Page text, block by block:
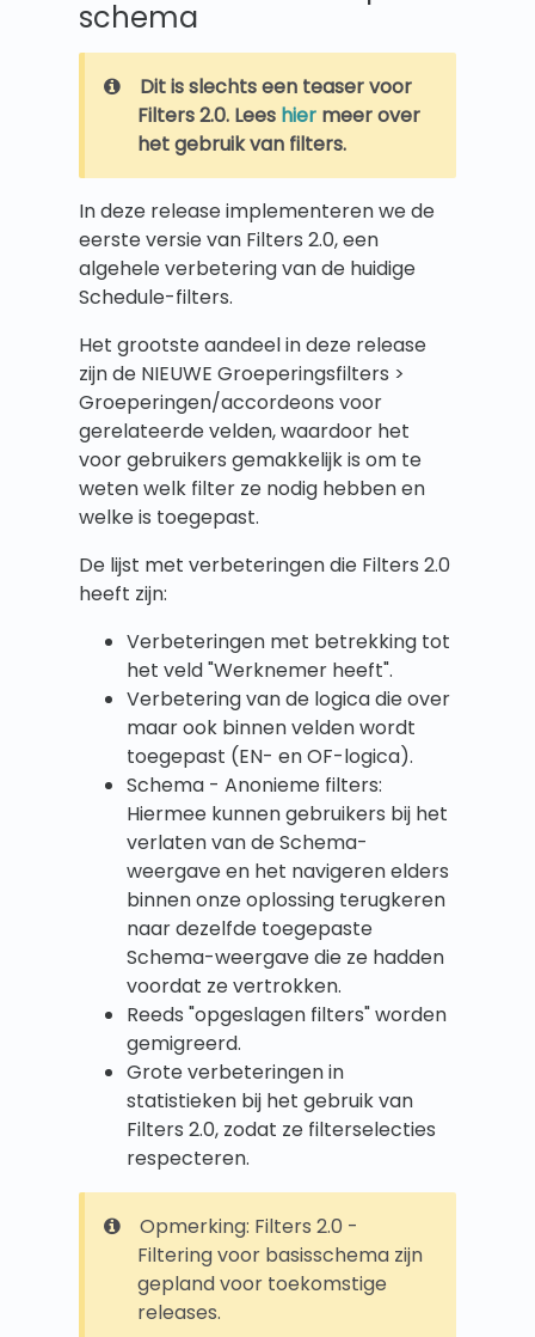
schema
Dit is slechts een teaser voor
Filters 2.0. Lees hier meer over
het gebruik van filters.
In deze release implementeren we de
eerste versie van Filters 2.0, een
algehele verbetering van de huidige
Schedule-filters.
Het grootste aandeel in deze release
zijn de NIEUWE Groeperingsfilters >
Groeperingen/accordeons voor
gerelateerde velden, waardoor het
voor gebruikers gemakkelijk is om te
weten welk filter ze nodig hebben en
welke is toegepast.
De lijst met verbeteringen die Filters 2.0
heeft zijn:
Verbeteringen met betrekking tot
het veld "Werknemer heeft".
Verbetering van de logica die over
maar ook binnen velden wordt
toegepast (EN- en OF-logica).
Schema - Anonieme filters:
Hiermee kunnen gebruikers bij het
verlaten van de Schema-
weergave en het navigeren elders
binnen onze oplossing terugkeren
naar dezelfde toegepaste
Schema-weergave die ze hadden
voordat ze vertrokken.
Reeds "opgeslagen filters" worden
gemigreerd.
Grote verbeteringen in
statistieken bij het gebruik van
Filters 2.0, zodat ze filterselecties
respecteren.
Opmerking: Filters 2.0 -
Filtering voor basisschema zijn
gepland voor toekomstige
releases.